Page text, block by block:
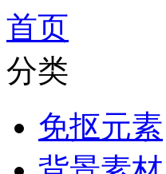
首页
分类
免抠元素